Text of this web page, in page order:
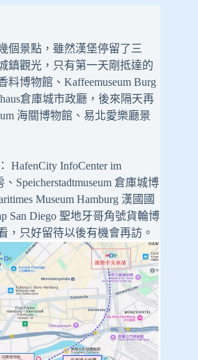
個景點，雖然漢堡停留了三
鎮觀光，只有第一天剛抵達的
博物館、Kaffeemuseum Burg
倉庫城市政廳，後來隔天再
海關博物館、易北愛樂廳景
HafenCity InfoCenter im
Speicherstadtmuseum 倉庫城博
Museum Hamburg 漢國國
San Diego 聖地牙哥角號貨輪博
，只好留待以後有機會再訪。